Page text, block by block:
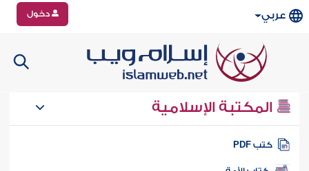
عربي دخول
المكتبة الإسلامية
كتب PDF